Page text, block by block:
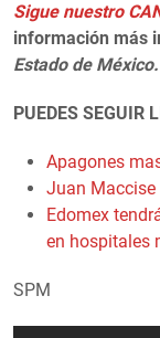
Sigue nuestro
información más
Estado de México.
PUEDES SEGUIR
Apagones
Juan Maccise
Edomex
en hospitales
SPM